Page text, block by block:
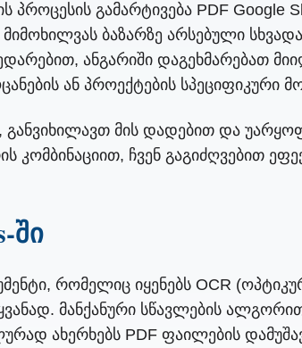
პროცესის გამარტივება PDF
ბაზარზე არსებული
ანგარიში დაგეხმარებათ
ან პროექტების სპეციფიკური
მის დადებით და
კომბინაციით, ჩვენ გაგიძღვებით
ში
რომელიც იყენებს OCR
მანქანური სწავლების
ახერხებს PDF ფაილების